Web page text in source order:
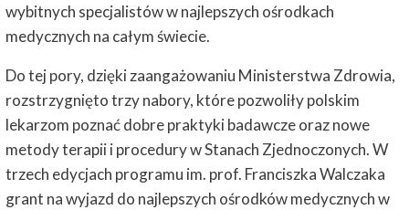
wybitnych specjalistów w najlepszych ośrodkach
medycznych na całym świecie.
Do tej pory, dzięki zaangażowaniu Ministerstwa Zdrowia,
rozstrzygnięto trzy nabory, które pozwoliły polskim
lekarzom poznać dobre praktyki badawcze oraz nowe
metody terapii i procedury w Stanach Zjednoczonych. W
trzech edycjach programu im. prof. Franciszka Walczaka
grant na wyjazd do najlepszych ośrodków medycznych w